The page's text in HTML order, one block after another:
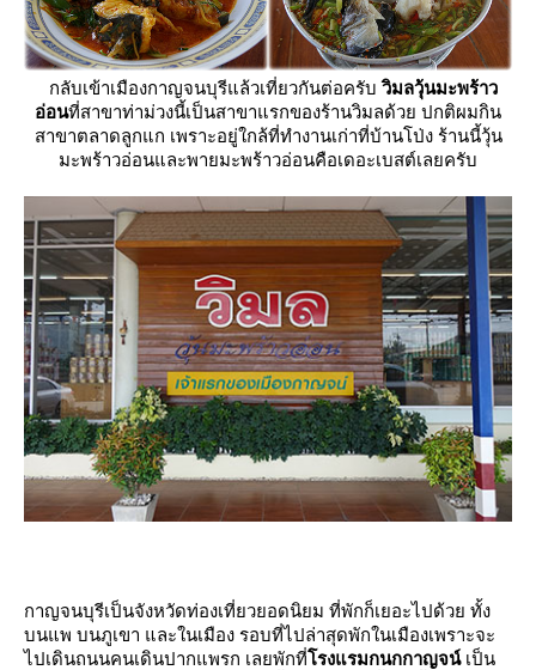
กลับเข้าเมืองกาญจนบุรีแล้วเที่ยวกันต่อครับวิมลวุ้นมะพร้าว
อ่อนที่สาขาท่าม่วงนี้เป็นสาขาแรกของร้านวิมลด้วย ปกติผมกิน
สาขาตลาดลูกแก เพราะอยู่ใกล้ที่ทำงานเก่าที่บ้านโป่ง ร้านนี้วุ้น
มะพร้าวอ่อนและพายมะพร้าวอ่อนคือเดอะเบสต์เลยครับ
กาญจนบุรีเป็นจังหวัดท่องเที่ยวยอดนิยม ที่พักก็เยอะไปด้วย ทั้ง
บนแพ บนภูเขา และในเมือง รอบที่ไปล่าสุดพักในเมืองเพราะจะ
ไปเดินถนนคนเดินปากแพรก เลยพักที่รงแรมกนกกาญจน์เป็น